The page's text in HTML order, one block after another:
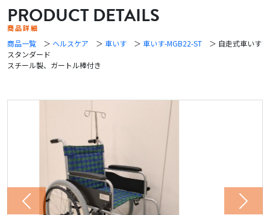
PRODUCT DETAILS
商品詳細
商品一覧 ＞ ヘルスケア ＞ 車いす ＞ 車いす-MGB22-ST ＞ 自走式車いす
スタンダード
スチール製、ガートル棒付き
Previous Next